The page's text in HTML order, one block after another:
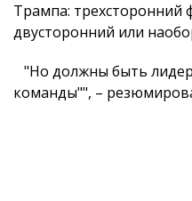
Трампа: трехсторонний
двусторонний или
"Но должны быть
команды"", –